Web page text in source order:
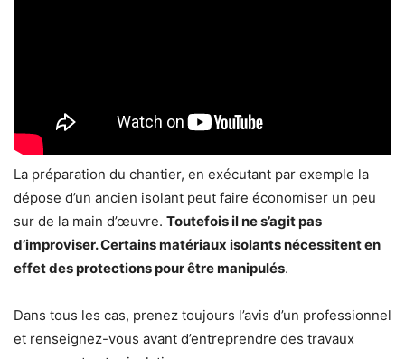
La préparation du chantier, en exécutant par exemple la
dépose d’un ancien isolant peut faire économiser un peu
sur de la main d’œuvre. Toutefois il ne s’agit pas
d’improviser. Certains matériaux isolants nécessitent en
effet des protections pour être manipulés.
Dans tous les cas, prenez toujours l’avis d’un professionnel
et renseignez-vous avant d’entreprendre des travaux